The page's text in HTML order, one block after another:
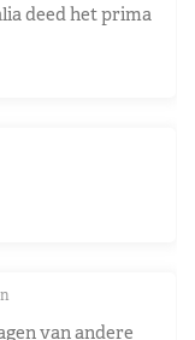
deed het prima
van andere